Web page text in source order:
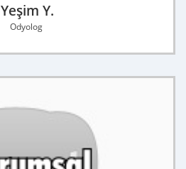
Yeşim Y.
Odyolog